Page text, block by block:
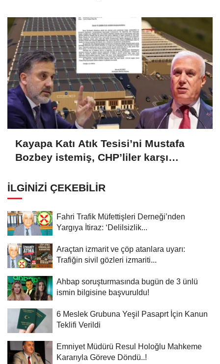
Kayapa Katı Atık Tesisi’ni Mustafa
Bozbey istemiş, CHP’liler karşı
İLGINIZI ÇEKEBILIR
Fahri Trafik Müfettişleri Derneği’nden
Yargıya İtiraz: ‘Delilsizlik...
Araçtan izmarit ve çöp atanlara uyarı:
Trafiğin sivil gözleri izmariti...
Ahbap soruşturmasında bugün de 3 ünlü
ismin bilgisine başvuruldu!
6 Meslek Grubuna Yeşil Pasaprt İçin Kanun
Teklifi Verildi
Emniyet Müdürü Resul Holoğlu Mahkeme
Kararıyla Göreve Döndü..!